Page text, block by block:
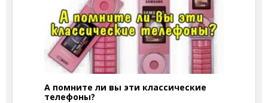
А помните ли вы эти классические
телефоны?